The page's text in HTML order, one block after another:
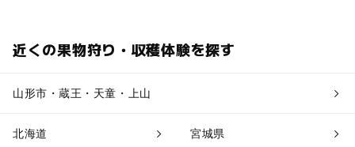
近くの果物狩り・収穫体験を探す
山形市・蔵王・天童・上山
北海道 宮城県